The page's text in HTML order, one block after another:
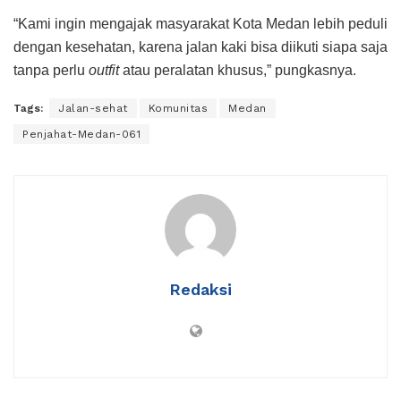
“Kami ingin mengajak masyarakat Kota Medan lebih peduli
dengan kesehatan, karena jalan kaki bisa diikuti siapa saja
tanpa perlu outfitatau peralatan khusus,” pungkasnya.
Tags: Jalan-sehat Komunitas Medan
Penjahat-Medan-061
Redaksi